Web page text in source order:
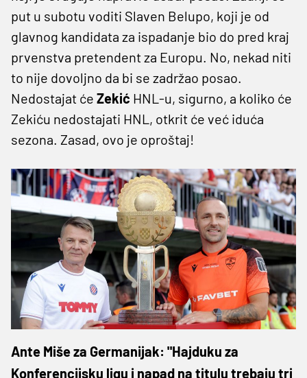
put u subotu voditi Slaven Belupo, koji je od
glavnog kandidata za ispadanje bio do pred kraj
prvenstva pretendent za Europu. No, nekad niti
to nije dovoljno da bi se zadržao posao.
Nedostajat će Zekić HNL-u, sigurno, a koliko će
Zekiću nedostajati HNL, otkrit će već iduća
sezona. Zasad, ovo je oproštaj!
Ante Miše za Germanijak: "Hajduku za
Konferencijsku ligu i napad na titulu trebaju tri